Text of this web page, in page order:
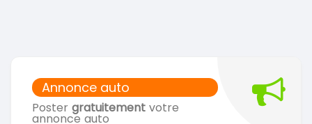
Annonce auto
Poster gratuitement votre
annonce auto